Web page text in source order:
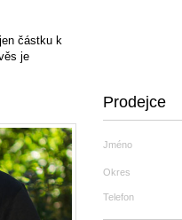
částku k
je
Prodejce
Jméno
Okres
Telefon